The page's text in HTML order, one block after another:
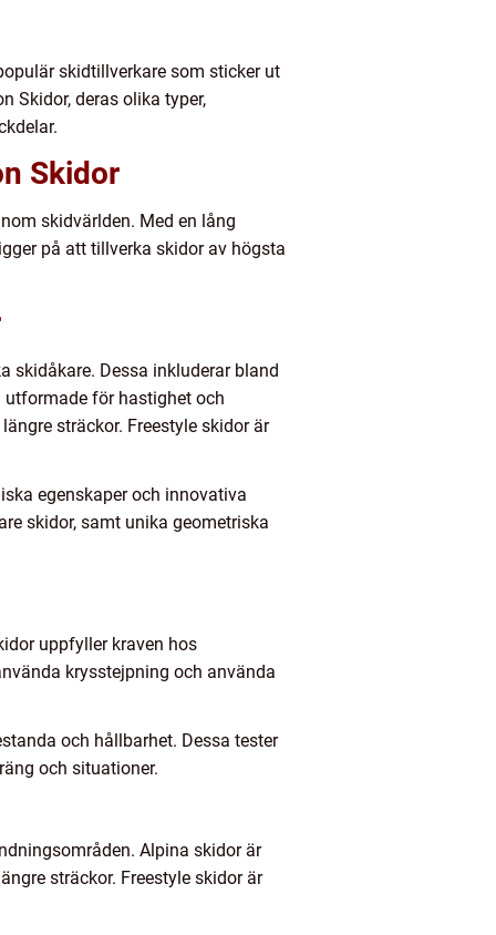
skidtillverkare som sticker ut
Skidor, deras olika typer,
Skidor
skidvärlden. Med en lång
på att tillverka skidor av högsta
skidåkare. Dessa inkluderar bland
för hastighet och
sträckor. Freestyle skidor är
egenskaper och innovativa
skidor, samt unika geometriska
uppfyller kraven hos
krysstejpning och använda
och hållbarhet. Dessa tester
och situationer.
Alpina skidor är
sträckor. Freestyle skidor är